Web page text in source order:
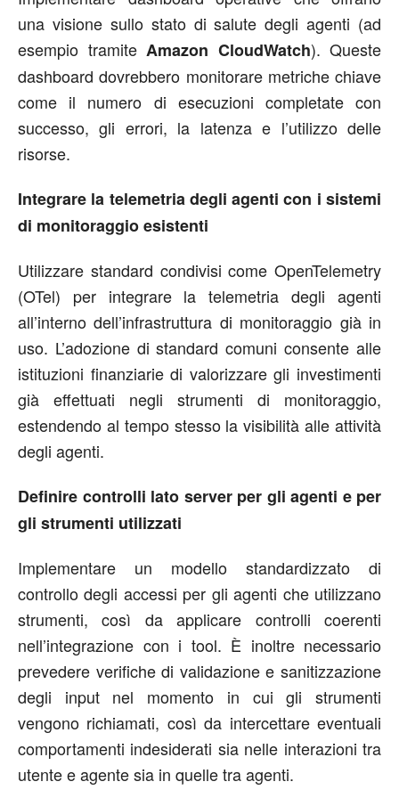
una visione sullo stato di salute degli agenti (ad
esempio tramite Amazon CloudWatch). Queste
dashboard dovrebbero monitorare metriche chiave
come il numero di esecuzioni completate con
successo, gli errori, la latenza e l’utilizzo delle
risorse.
Integrare la telemetria degli agenti con i sistemi
di monitoraggio esistenti
Utilizzare standard condivisi come OpenTelemetry
(OTel) per integrare la telemetria degli agenti
all’interno dell’infrastruttura di monitoraggio già in
uso. L’adozione di standard comuni consente alle
istituzioni finanziarie di valorizzare gli investimenti
già effettuati negli strumenti di monitoraggio,
estendendo al tempo stesso la visibilità alle attività
degli agenti.
Definire controlli lato server per gli agenti e per
gli strumenti utilizzati
Implementare un modello standardizzato di
controllo degli accessi per gli agenti che utilizzano
strumenti, così da applicare controlli coerenti
nell’integrazione con i tool. È inoltre necessario
prevedere verifiche di validazione e sanitizzazione
degli input nel momento in cui gli strumenti
vengono richiamati, così da intercettare eventuali
comportamenti indesiderati sia nelle interazioni tra
utente e agente sia in quelle tra agenti.